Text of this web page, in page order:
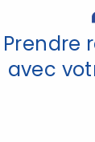
Prendre
avec